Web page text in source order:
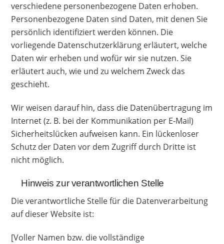
verschiedene personenbezogene Daten erhoben.
Personenbezogene Daten sind Daten, mit denen Sie
persönlich identifiziert werden können. Die
vorliegende Datenschutzerklärung erläutert, welche
Daten wir erheben und wofür wir sie nutzen. Sie
erläutert auch, wie und zu welchem Zweck das
geschieht.
Wir weisen darauf hin, dass die Datenübertragung im
Internet (z. B. bei der Kommunikation per E-Mail)
Sicherheitslücken aufweisen kann. Ein lückenloser
Schutz der Daten vor dem Zugriff durch Dritte ist
nicht möglich.
Hinweis zur verantwortlichen Stelle
Die verantwortliche Stelle für die Datenverarbeitung
auf dieser Website ist:
[Voller Namen bzw. die vollständige